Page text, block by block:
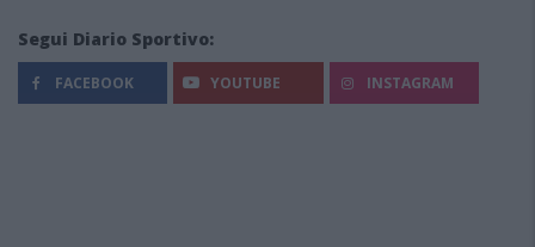
Segui Diario Sportivo:
FACEBOOK YOUTUBE INSTAGRAM